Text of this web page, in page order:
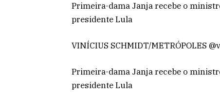
Primeira-dama Janja recebe o
presidente Lula
VINÍCIUS SCHMIDT/METRÓPOLES
Primeira-dama Janja recebe o
presidente Lula